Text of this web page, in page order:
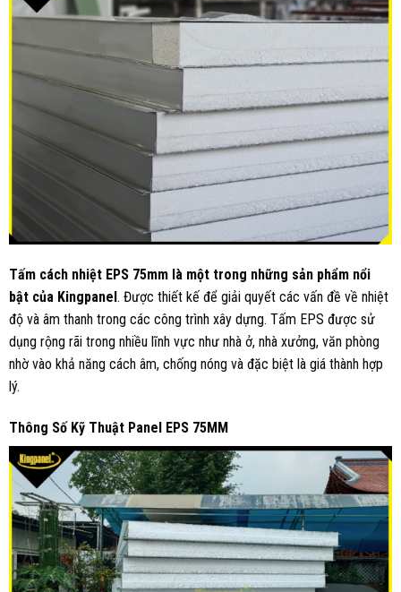
Tấm cách nhiệt EPS 75mm là một trong những sản phẩm nổi
bật của Kingpanel. Được thiết kế để giải quyết các vấn đề về nhiệt
độ và âm thanh trong các công trình xây dựng. Tấm EPS được sử
dụng rộng rãi trong nhiều lĩnh vực như nhà ở, nhà xưởng, văn phòng
nhờ vào khả năng cách âm, chống nóng và đặc biệt là giá thành hợp
lý.
Thông Số Kỹ Thuật Panel EPS 75MM